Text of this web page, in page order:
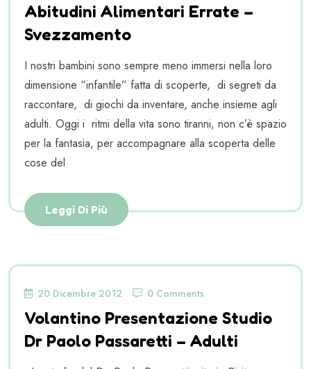
Abitudini Alimentari Errate –
Svezzamento
I nostri bambini sono sempre meno immersi nella loro
dimensione “infantile” fatta di scoperte, di segreti da
raccontare, di giochi da inventare, anche insieme agli
adulti. Oggi i ritmi della vita sono tiranni, non c’è spazio
per la fantasia, per accompagnare alla scoperta delle
cose del
Leggi Di Più
20 Dicembre 2012 0 Comments
Volantino Presentazione Studio
Dr Paolo Passaretti – Adulti